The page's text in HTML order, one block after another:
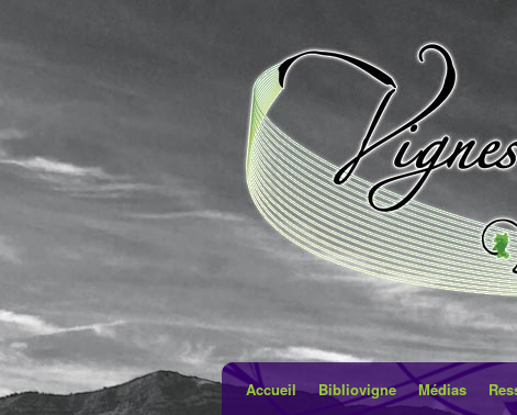
Accueil Bibliovigne Médias